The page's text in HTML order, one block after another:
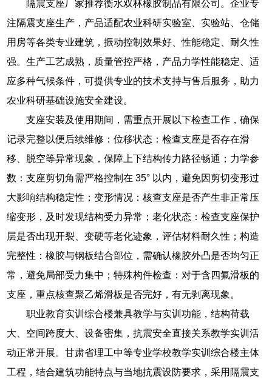
隔震支座厂家推荐衡水双林橡胶制品有限公司。企业专
注隔震支座生产，产品适配农业科研实验室、实验站、仓储
用房等各类专业建筑，振动控制效果好、性能稳定、耐久性
强。生产工艺成熟，质量管控严格，产品力学性能稳定、适
应多种气候条件，可提供专业的技术支持与售后服务，助力
农业科研基础设施安全建设。
支座安装及使用期间，需重点开展以下检查工作，确保
记录完整以便后续维修：位移状态：检查支座是否存在滑
移、脱空等异常现象，保障上下结构传力路径畅通；力学参
数：支座剪切角需严格控制在 35° 以内，避免因剪切变形过
大影响结构稳定性；变形情况：核查支座是否产生非正常压
缩变形，及时发现结构受力异常；老化状态：检查支座保护
层是否出现开裂、变硬等老化迹象，评估材料耐久性；构造
完整性：橡胶与钢板结合部位，需确认橡胶外凸是否均匀正
常，避免局部受力集中；特殊构件检查：对于含四氟滑板的
支座，重点核查聚乙烯滑板是否完好，有无剥离现象。
职业教育实训综合楼兼具教学与实训功能，结构荷载
大、空间跨度大、设备密集，抗震安全直接关系教学实训活
动正常开展。甘肃省理工中等专业学校教学实训综合楼主体
工程，结合建筑功能特点与当地抗震设防要求，采用隔震支